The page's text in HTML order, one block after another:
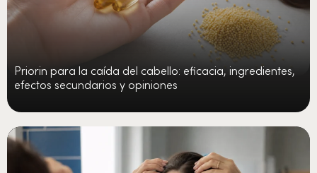
Priorin para la caída del cabello: eficacia, ingredientes,
efectos secundarios y opiniones